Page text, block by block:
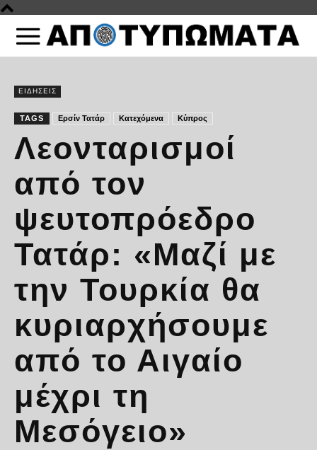
ΕΙΔΗΣΕΙΣ
TAGS Ερσίν Τατάρ Κατεχόμενα Κύπρος
Λεονταρισμοί
από τον
ψευτοπρόεδρο
Τατάρ: «Μαζί με
την Τουρκία θα
κυριαρχήσουμε
από το Αιγαίο
μέχρι τη
Μεσόγειο»